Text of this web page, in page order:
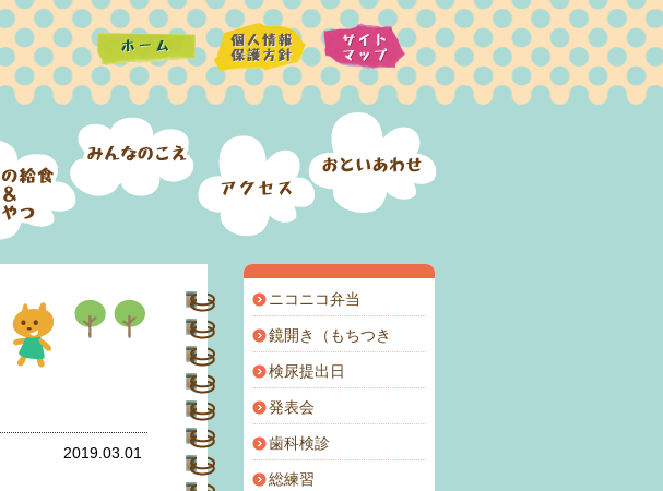
2019.03.01
ニコニコ弁当
鏡開き（もちつき
検尿提出日
発表会
歯科検診
総練習